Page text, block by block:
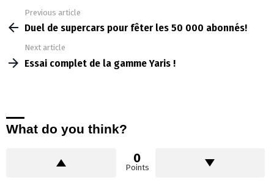
more
Previous article
Duel de supercars pour fêter les 50 000 abonnés!
Next article
Essai complet de la gamme Yaris !
What do you think?
0
Points